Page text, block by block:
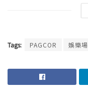
Tags: PAGCOR 娛樂場